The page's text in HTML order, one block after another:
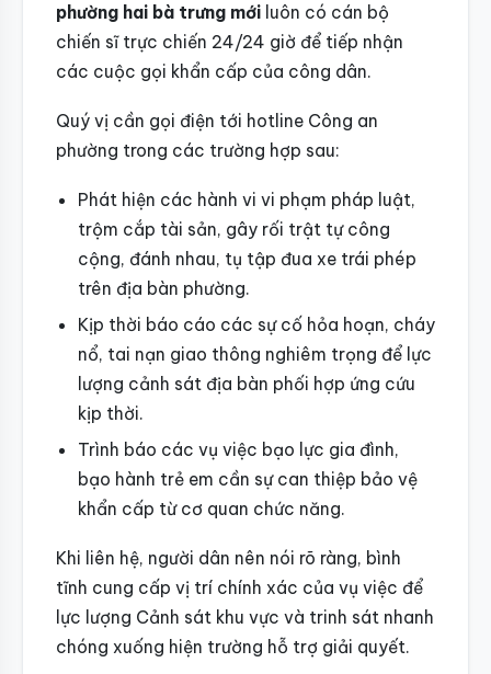
phường hai bà trưng mới luôn có cán bộ
chiến sĩ trực chiến 24/24 giờ để tiếp nhận
các cuộc gọi khẩn cấp của công dân.
Quý vị cần gọi điện tới hotline Công an
phường trong các trường hợp sau:
Phát hiện các hành vi vi phạm pháp luật,
trộm cắp tài sản, gây rối trật tự công
cộng, đánh nhau, tụ tập đua xe trái phép
trên địa bàn phường.
Kịp thời báo cáo các sự cố hỏa hoạn, cháy
nổ, tai nạn giao thông nghiêm trọng để lực
lượng cảnh sát địa bàn phối hợp ứng cứu
kịp thời.
Trình báo các vụ việc bạo lực gia đình,
bạo hành trẻ em cần sự can thiệp bảo vệ
khẩn cấp từ cơ quan chức năng.
Khi liên hệ, người dân nên nói rõ ràng, bình
tĩnh cung cấp vị trí chính xác của vụ việc để
lực lượng Cảnh sát khu vực và trinh sát nhanh
chóng xuống hiện trường hỗ trợ giải quyết.